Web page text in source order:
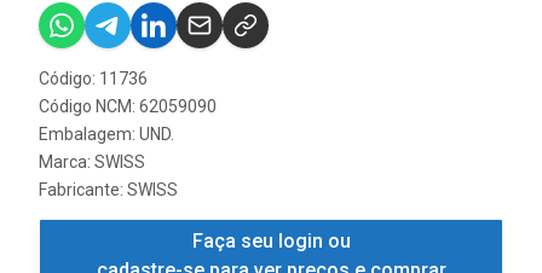
Código: 11736
Código NCM: 62059090
Embalagem: UND.
Marca: SWISS
Fabricante: SWISS
Faça seu login ou